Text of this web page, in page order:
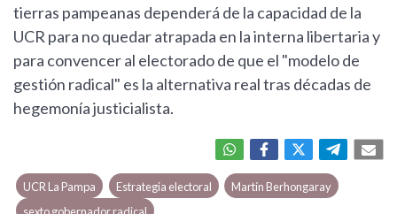
tierras pampeanas dependerá de la capacidad de la
UCR para no quedar atrapada en la interna libertaria y
para convencer al electorado de que el "modelo de
gestión radical" es la alternativa real tras décadas de
hegemonía justicialista.
UCR La Pampa Estrategia electoral
Martín Berhongaray